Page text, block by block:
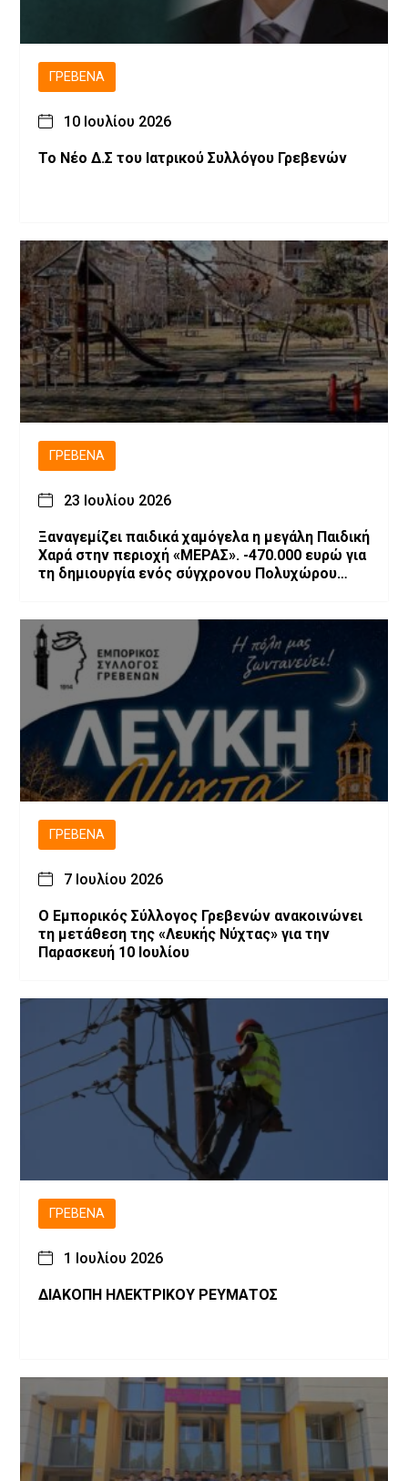
ΓΡΕΒΕΝΆ
10 Ιουλίου 2026
Το Νέο Δ.Σ του Ιατρικού Συλλόγου Γρεβενών
ΓΡΕΒΕΝΆ
23 Ιουλίου 2026
Ξαναγεμίζει παιδικά χαμόγελα η μεγάλη Παιδική
Χαρά στην περιοχή «ΜΕΡΑΣ». -470.000 ευρώ για
τη δημιουργία ενός σύγχρονου Πολυχώρου
ΓΡΕΒΕΝΆ
7 Ιουλίου 2026
Ο Εμπορικός Σύλλογος Γρεβενών ανακοινώνει
τη μετάθεση της «Λευκής Νύχτας» για την
Παρασκευή 10 Ιουλίου
ΓΡΕΒΕΝΆ
1 Ιουλίου 2026
ΔΙΑΚΟΠΗ ΗΛΕΚΤΡΙΚΟΥ ΡΕΥΜΑΤΟΣ